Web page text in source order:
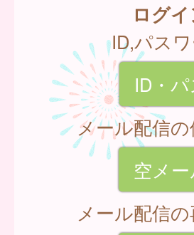
ログ
ID,パス
ID・
メール配信
空メ
メール配信